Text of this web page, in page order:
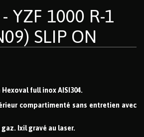
YZF 1000 R-1
SLIP ON
full inox AISI304.
compartimenté sans entretien avec
Ixil gravé au laser.